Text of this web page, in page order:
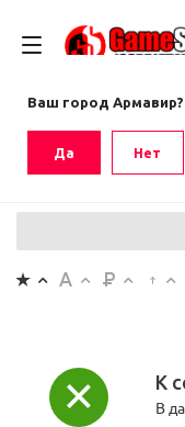
Ваш город Армавир?
Да Нет
Главная - Каталог
К
В